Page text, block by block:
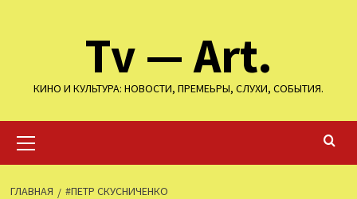
Tv — Art.
КИНО И КУЛЬТУРА: НОВОСТИ, ПРЕМЕЬРЫ, СЛУХИ, СОБЫТИЯ.
меню
ГЛАВНАЯ #ПЕТР СКУСНИЧЕНКО